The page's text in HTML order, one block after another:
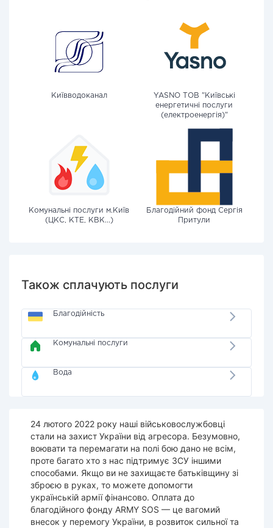
Київводоканал
YASNO ТОВ "Київські
енергетичні послуги
(електроенергія)"
Комунальні послуги м.Київ
(ЦКС, КТЕ, КВК...)
Благодійний фонд Сергія
Притули
Також сплачують послуги
Благодійність
Комунальні послуги
Вода
24 лютого 2022 року наші військовослужбовці
стали на захист України від агресора. Безумовно,
воювати та перемагати на полі бою дано не всім,
проте багато хто з нас підтримує ЗСУ іншими
способами. Якщо ви не захищаєте батьківщину зі
зброєю в руках, то можете допомогти
українській армії фінансово. Оплата до
благодійного фонду ARMY SOS — це вагомий
внесок у перемогу України, в розвиток сильної та